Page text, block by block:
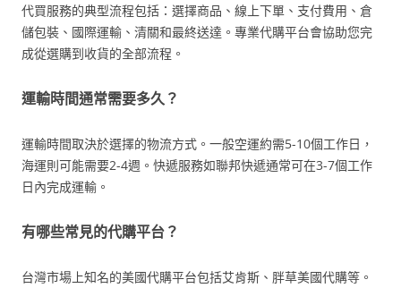
代買服務的典型流程包括：選擇商品、線上下單、支付費用、倉
儲包裝、國際運輸、清關和最終送達。專業代購平台會協助您完
成從選購到收貨的全部流程。
運輸時間通常需要多久？
運輸時間取決於選擇的物流方式。一般空運約需5-10個工作日，
海運則可能需要2-4週。快遞服務如聯邦快遞通常可在3-7個工作
日內完成運輸。
有哪些常見的代購平台？
台灣市場上知名的美國代購平台包括艾肯斯、胖草美國代購等。